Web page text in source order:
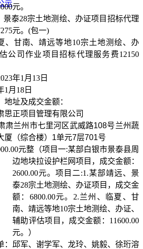
示元。
景泰28宗土地测绘、办证项目招标代理
元。 (包一)
、甘南、靖远等地10宗土地测绘、办
公司作业项目招标代理服务费12150
年1 月 13 日
1 月 18 日
址及成交金额：
思正项目管理有限公司
肃兰州市七里河区武威路108号兰州蔬
厦（综合楼） 1单元7层701号
元整（项目一:某部白银市景泰县周
边地块拉设护栏网项目，成交金额：
2600.00元。项目二:1.某部靖远、景
泰28宗土地测绘、办证项目，成交金
额： 6800.00元。 2.兰州、临夏、甘
南、靖远等地10宗土地测绘、办证、
辅助评估项目，成交金额： 11600.00
元。）
：邱军、谢学军、龙玲、姚毅、徐珩溶